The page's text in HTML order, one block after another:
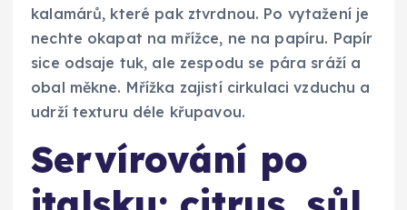
kalamárů, které pak ztvrdnou. Po vytažení je
nechte okapat na mřížce, ne na papíru. Papír
sice odsaje tuk, ale zespodu se pára sráží a
obal měkne. Mřížka zajistí cirkulaci vzduchu a
udrží texturu déle křupavou.
Servírování po